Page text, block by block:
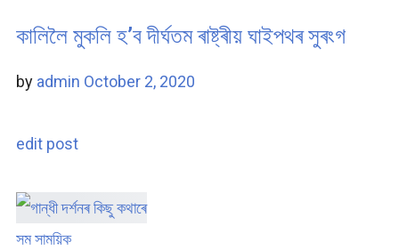
কালিলৈ মুকলি হ’ব দীৰ্ঘতম ৰাষ্ট্ৰীয় ঘাইপথৰ সুৰংগ
by admin October 2, 2020
edit post
সম সাময়িক